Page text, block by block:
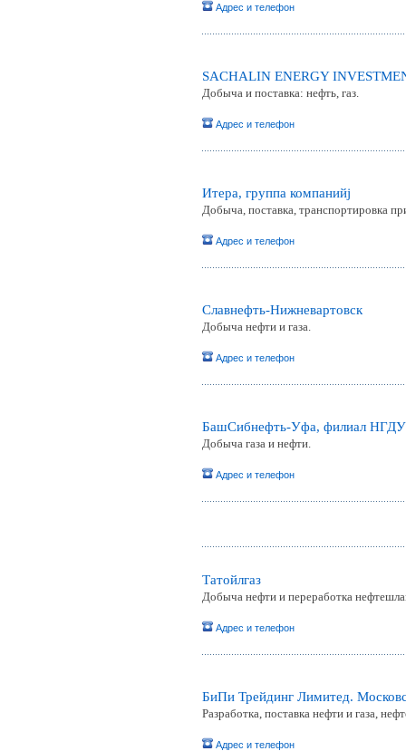
Адрес и телефон
SACHALIN ENERGY
Добыча и поставка: нефть, газ.
Адрес и телефон
Итера, группа компанийj
Добыча, поставка, транспортировка
Адрес и телефон
Славнефть-Нижневартовск
Добыча нефти и газа.
Адрес и телефон
БашСибнефть-Уфа, филиал
Добыча газа и нефти.
Адрес и телефон
Татойлгаз
Добыча нефти и переработка
Адрес и телефон
БиПи Трейдинг Лимитед.
Разработка, поставка нефти и газа,
Адрес и телефон